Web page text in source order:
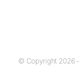
© Copyright 2026 -